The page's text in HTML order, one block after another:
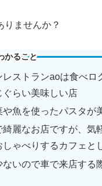
りませんか？
かること
レストランaoは食べロ
ぐらい美味しい店
や魚を使ったパスタが
綺麗なお店ですが、気
しゃべりするカフェと
ないので車で来店する